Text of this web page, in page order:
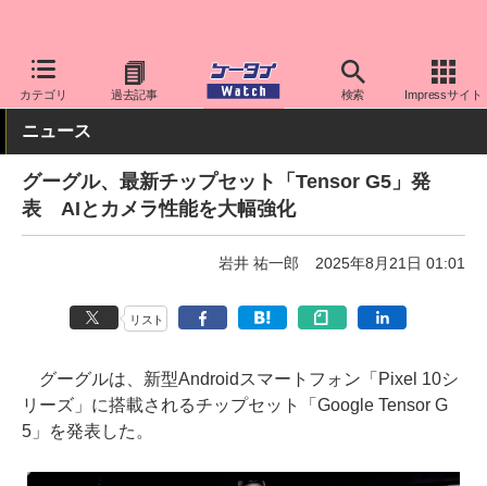
カテゴリ 過去記事 検索 Impressサイト
ケータイ Watch OS Android Pixel
ニュース
グーグル、最新チップセット「Tensor G5」発
表 AIとカメラ性能を大幅強化
岩井 祐一郎 2025年8月21日 01:01
リスト
グーグルは、新型Androidスマートフォン「Pixel 10シ
リーズ」に搭載されるチップセット「Google Tensor G
5」を発表した。